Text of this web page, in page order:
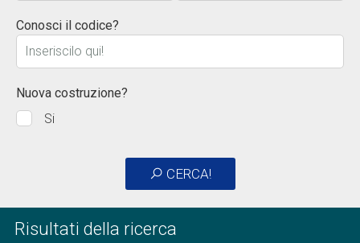
Conosci il codice?
Nuova costruzione?
Si
CERCA!
Risultati della ricerca